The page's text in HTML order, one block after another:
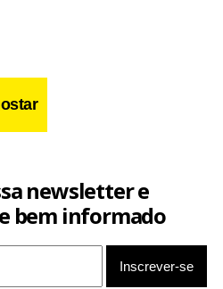
newsletter e
bem informado